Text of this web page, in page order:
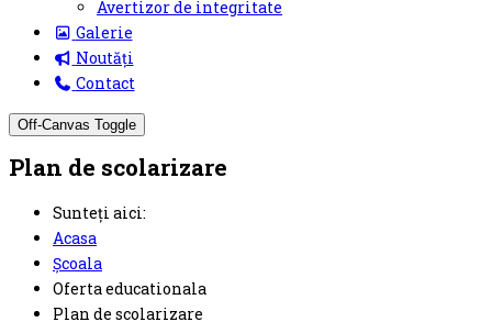
Avertizor de integritate
Galerie
Noutăți
Contact
Off-Canvas Toggle
Plan de scolarizare
Sunteți aici:
Acasa
Școala
Oferta educationala
Plan de scolarizare